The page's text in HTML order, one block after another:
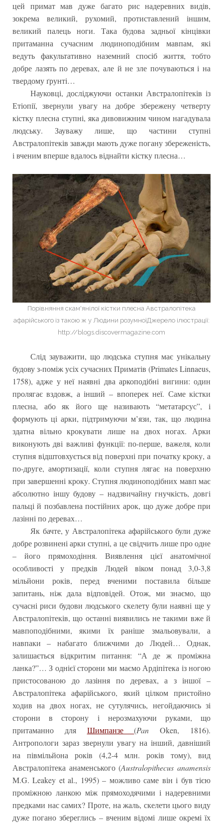
цей примат мав дуже багато рис надеревних видів,
зокрема великий, рухомий, протиставлений іншим,
великий палець ноги. Така будова задньої кінцівки
притаманна сучасним людиноподібним мавпам, які
ведуть факультативно наземний спосіб життя, тобто
добре лазять по деревах, але й не зле почуваються і на
твердому ґрунті…
Науковці, досліджуючи останки Австралопітеків із
Етіопії, звернули увагу на добре збережену четверту
кістку плесна ступні, яка дивовижним чином нагадувала
людську. Зауважу лише, що частини ступні
Австралопітеків завжди мають дуже погану збереженість,
і вченим вперше вдалось віднайти кістку плесна…
Порівняння скам'янілої кістки плесна Австралопітека
афарійського із такою ж у Людини розумноїДжерело ілюстрації:
http://blogs.discovermagazine.com
Слід зауважити, що людська ступня має унікальну
будову з-поміж усіх сучасних Приматів (Primates Linnaeus,
1758), адже у неї наявні два аркоподібні вигини: один
пролягає вздовж, а інший – впоперек неї. Саме кістки
плесна, або як його ще називають “метатарсус”, і
формують ці арки, підтримуючи м’язи, так, що людина
здатна вільно крокувати лише на двох ногах. Арки
виконують дві важливі функції: по-перше, важеля, коли
ступня відштовхується від поверхні при початку кроку, а
по-друге, амортизації, коли ступня лягає на поверхню
при завершенні кроку. Ступня людиноподібних мавп має
абсолютно іншу будову – надзвичайну гнучкість, довгі
пальці й позбавлена постійних арок, що дуже добре при
лазінні по деревах…
Як бачте, у Австралопітека афарійського були дуже
добре розвинені арки ступні, а це свідчить лише про одне
– його прямоходіння. Виявлення цієї анатомічної
особливості у предків Людей віком понад 3,0-3,8
мільйони років, перед вченими поставила більше
запитань, ніж дала відповідей. Отож, ми знаємо, що
сучасні риси будови людського скелету були наявні ще у
Австралопітеків, що останні виявились не такими вже й
мавпоподібними, якими їх раніше змальовували, а
навпаки – набагато ближчими до Людей… Однак,
залишається відкритим питання: “А де ж проміжна
ланка?”… З однієї сторони ми маємо Ардіпітека із ногою
пристосованою до лазіння по деревах, а з іншої –
Австралопітека афарійського, який цілком пристойно
ходив на двох ногах, не сутулячись, негойдаючись зі
сторони в сторону і нерозмахуючи руками, що
притаманно для Шимпанзе(Pan Oken, 1816).
Антропологи зараз звернули увагу на інший, давніший
на півмільйона років (4,2-4 млн. років тому), вид
Австралопітека анаменського (Australopithecus anamensis
M.G. Leakey et al., 1995) – можливо саме він і був тією
проміжною ланкою між прямоходячими і надеревними
предками нас самих? Проте, на жаль, скелети цього виду
дуже погано збереглись – вченим відомі лише окремі їх